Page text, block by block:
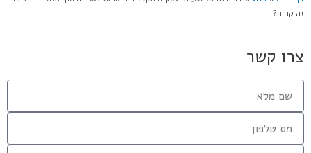
זה קורה?
צרו קשר